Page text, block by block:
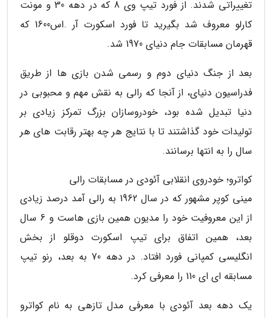
تغییراتی شدند. از فورد تیپ وی 8 که در دهه 30 و مونت
کارلو معروف شد بگیرید تا فورد اسکورت آر .اس1600 که
قهرمان مسابقات جام دنیای 1970 شد.
بعد از جنگ دنیای دوم و رسمی شدن بازی ها از طریق
فدراسیون دنیای، از آنجا که رالی به نقش مهم و محبوبی در
دنیا تبدیل شده بود، خودروسازان بزرگ تمرکز زیادی بر
تولیدات خود گذاشتند تا با نتایج هر چه بهتر رقابت های هر
سال را به انتها برسانند.
کواترو؛ خودروی انقلابی آئودی در مسابقات رالی
مینی کوپر مشهور که در سال 1962 به رالی آمد درصد زیادی
از این معروفیت خود را مدیون همین بازی هاست و 6 سال
بعد، همین اتفاق برای تیپ اسکورت دوقلو از بخش
انگلیسی کمپانی فورد افتاد. در دهه 70 به بعد، رنو تیپ
مسابقه ای ای 110 را معرفی کرد.
یک دهه بعد آئودی با معرفی مدل تازهی به نام کواترو